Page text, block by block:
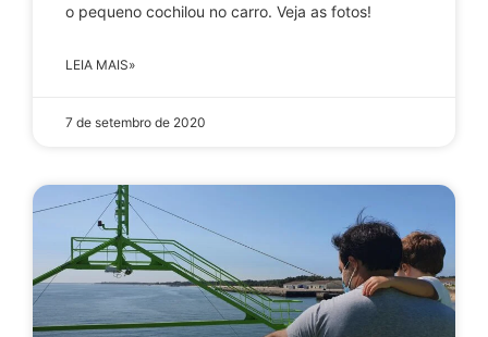
o pequeno cochilou no carro. Veja as fotos!
LEIA MAIS»
7 de setembro de 2020